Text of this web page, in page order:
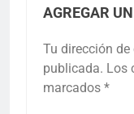
AGREGAR
Tu dirección de
publicada. Los
marcados *